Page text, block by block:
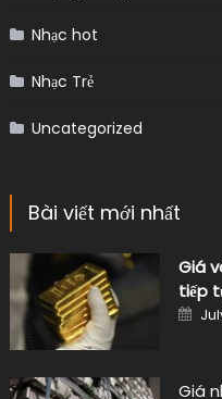
Nhạc hot
Nhạc Trẻ
Uncategorized
Bài viết mới nhất
Giá
tiếp
on
Giá